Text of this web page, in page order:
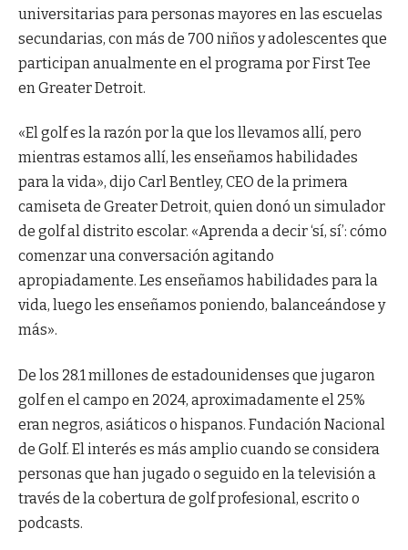
universitarias para personas mayores en las escuelas
secundarias, con más de 700 niños y adolescentes que
participan anualmente en el programa por First Tee
en Greater Detroit.
«El golf es la razón por la que los llevamos allí, pero
mientras estamos allí, les enseñamos habilidades
para la vida», dijo Carl Bentley, CEO de la primera
camiseta de Greater Detroit, quien donó un simulador
de golf al distrito escolar. «Aprenda a decir ‘sí, sí’: cómo
comenzar una conversación agitando
apropiadamente. Les enseñamos habilidades para la
vida, luego les enseñamos poniendo, balanceándose y
más».
De los 28.1 millones de estadounidenses que jugaron
golf en el campo en 2024, aproximadamente el 25%
eran negros, asiáticos o hispanos. Fundación Nacional
de Golf. El interés es más amplio cuando se considera
personas que han jugado o seguido en la televisión a
través de la cobertura de golf profesional, escrito o
podcasts.